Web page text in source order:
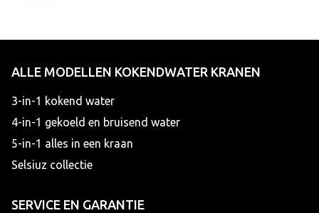
ALLE MODELLEN KOKENDWATER KRANEN
3-in-1 kokend water
4-in-1 gekoeld en bruisend water
5-in-1 alles in een kraan
Selsiuz collectie
SERVICE EN GARANTIE